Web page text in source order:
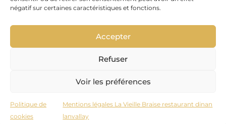
négatif sur certaines caractéristiques et fonctions.
Accepter
Refuser
Voir les préférences
Politique de
cookies
Mentions légales La Vieille Braise restaurant dinan
lanvallay
Crédit photos :Jean Michel Wiedenkeller
La Vieille Braise est recommandé par :